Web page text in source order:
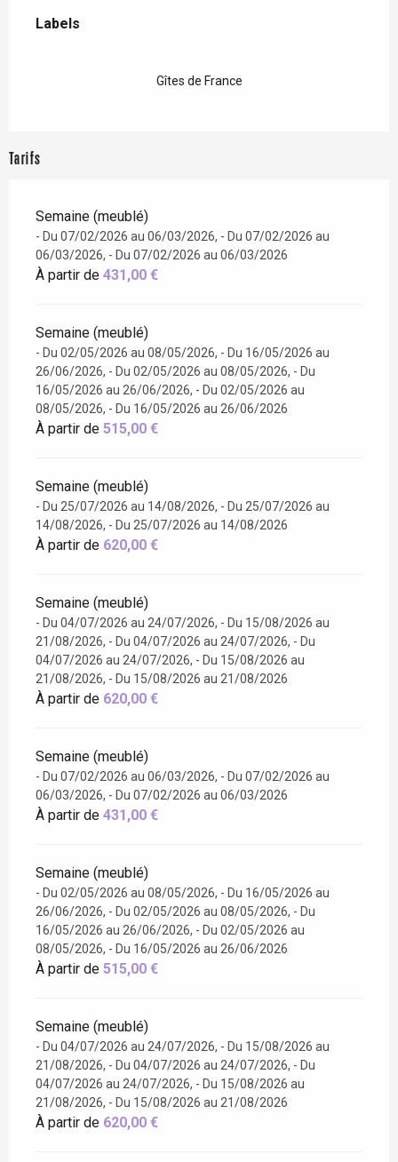
Labels
Labels
Gîtes de France
Tarifs
Semaine (meublé)
- Du 07/02/2026 au 06/03/2026, - Du 07/02/2026 au
06/03/2026, - Du 07/02/2026 au 06/03/2026
À partir de 431,00 €
Semaine (meublé)
- Du 02/05/2026 au 08/05/2026, - Du 16/05/2026 au
26/06/2026, - Du 02/05/2026 au 08/05/2026, - Du
16/05/2026 au 26/06/2026, - Du 02/05/2026 au
08/05/2026, - Du 16/05/2026 au 26/06/2026
À partir de 515,00 €
Semaine (meublé)
- Du 25/07/2026 au 14/08/2026, - Du 25/07/2026 au
14/08/2026, - Du 25/07/2026 au 14/08/2026
À partir de 620,00 €
Semaine (meublé)
- Du 04/07/2026 au 24/07/2026, - Du 15/08/2026 au
21/08/2026, - Du 04/07/2026 au 24/07/2026, - Du
04/07/2026 au 24/07/2026, - Du 15/08/2026 au
21/08/2026, - Du 15/08/2026 au 21/08/2026
À partir de 620,00 €
Semaine (meublé)
- Du 07/02/2026 au 06/03/2026, - Du 07/02/2026 au
06/03/2026, - Du 07/02/2026 au 06/03/2026
À partir de 431,00 €
Semaine (meublé)
- Du 02/05/2026 au 08/05/2026, - Du 16/05/2026 au
26/06/2026, - Du 02/05/2026 au 08/05/2026, - Du
16/05/2026 au 26/06/2026, - Du 02/05/2026 au
08/05/2026, - Du 16/05/2026 au 26/06/2026
À partir de 515,00 €
Semaine (meublé)
- Du 04/07/2026 au 24/07/2026, - Du 15/08/2026 au
21/08/2026, - Du 04/07/2026 au 24/07/2026, - Du
04/07/2026 au 24/07/2026, - Du 15/08/2026 au
21/08/2026, - Du 15/08/2026 au 21/08/2026
À partir de 620,00 €